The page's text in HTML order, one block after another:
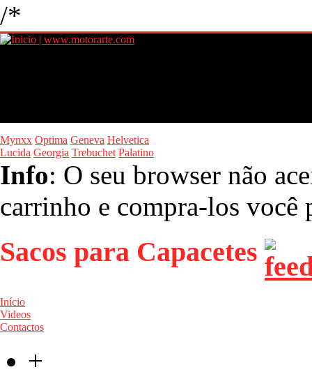
/*
Mynxx Optima Geneva Helvetica
Lucida Georgia Trebuchet Palatino
Info: O seu browser não
carrinho e compra-los você
Sacos para Capacetes
Início
Videos
Contactos
+